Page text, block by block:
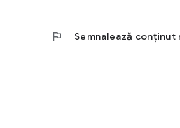
flag Semnalează conținut